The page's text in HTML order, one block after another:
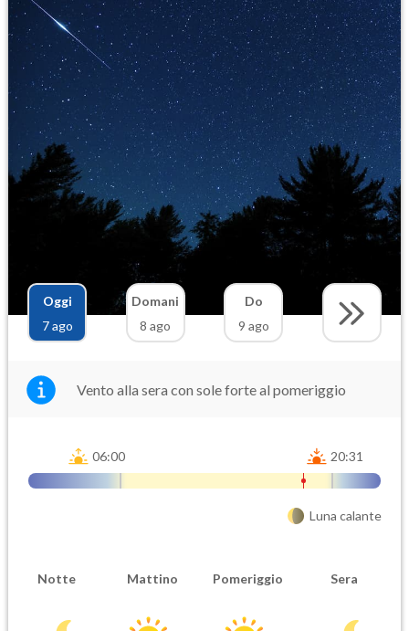
Oggi
7 ago
Domani
8 ago
Do
9 ago
Vento alla sera con sole forte al pomeriggio
06:00 20:31
Luna calante
Notte Mattino Pomeriggio Sera